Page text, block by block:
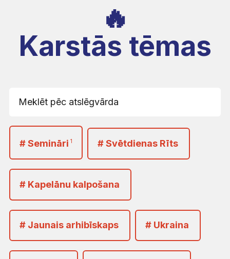
🔥
Karstās tēmas
# Semināri 1 # Svētdienas Rīts
# Kapelānu kalpošana
# Jaunais arhibīskaps # Ukraina